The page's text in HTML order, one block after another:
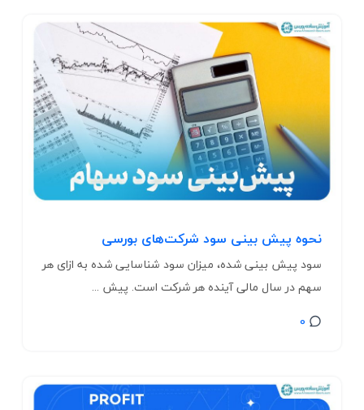
نحوه پیش‌ بینی سود شرکت‌های بورسی
سود پیش بینی شده، میزان سود شناسایی شده به ازای هر
سهم در سال مالی آینده هر شرکت است. پیش ...
0